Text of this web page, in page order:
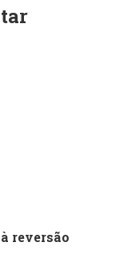
reversão